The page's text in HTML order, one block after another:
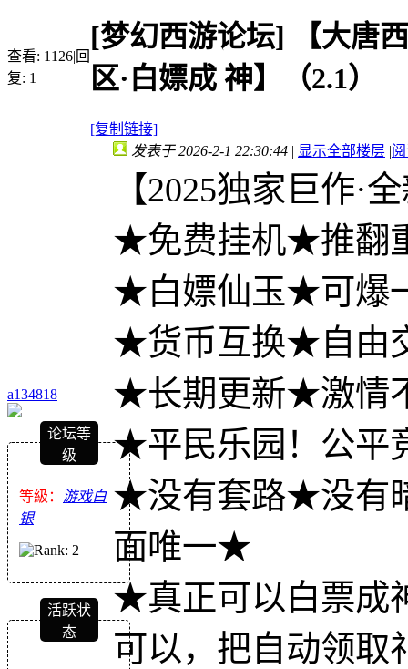
查看: 1126|回
复: 1
[梦幻西游论坛]
【大唐
区·白嫖成 神】（2.1）
[复制链接]
a134818
论坛等
级
等級： 游戏白
银
活跃状
态
发表于 2026-2-1 22:30:44 | 显示全部楼层 |
【2025独家巨作·
★免费挂机★推翻
★白嫖仙玉★可爆
★货币互换★自由
★长期更新★激情
★平民乐园！公平
★没有套路★没有
面唯一★
★真正可以白票成
可以，把自动领取